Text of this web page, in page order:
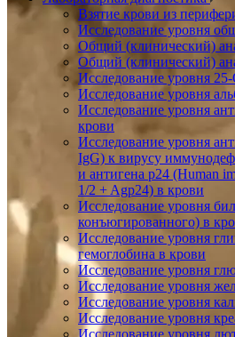
Взятие крови из
Исследование уровня
Общий (клинический)
Общий (клинический)
Исследование уровня
Исследование уровня
Исследование уровня
крови
Исследование уровня
IgG) к вирусу
и антигена p24 (Human
1/2 + Agp24) в крови
Исследование уровня
конъюгированного) в
Исследование уровня
гемоглобина в крови
Исследование уровня
Исследование уровня
Исследование уровня
Исследование уровня
Исследование уровня